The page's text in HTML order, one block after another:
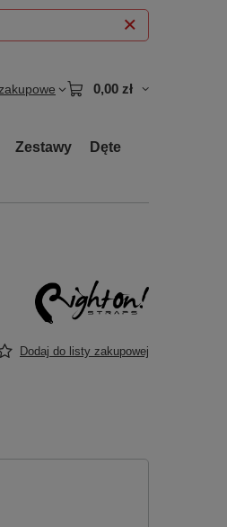
0,00 zł
Zestawy
Dęte
Dodaj do listy zakupowej